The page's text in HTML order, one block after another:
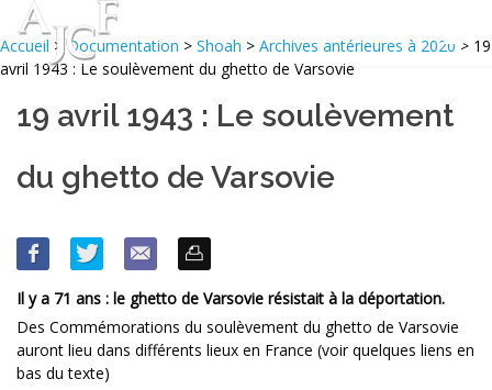
Accueil >Documentation > Shoah > Archives antérieures à 2020 > 19
avril 1943 : Le soulèvement du ghetto de Varsovie
19 avril 1943 : Le soulèvement
du ghetto de Varsovie
Il y a 71 ans : le ghetto de Varsovie résistait à la déportation.
Des Commémorations du soulèvement du ghetto de Varsovie
auront lieu dans différents lieux en France (voir quelques liens en
bas du texte)